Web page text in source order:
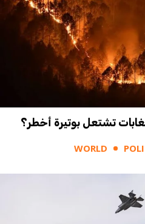
تشتعل بوتيرة أخطر؟
WORLD